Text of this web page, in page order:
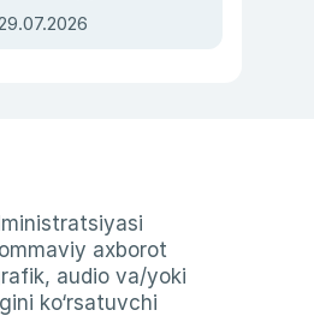
— Ukraina
axborot
audio va/yoki
ko‘rsatuvchi